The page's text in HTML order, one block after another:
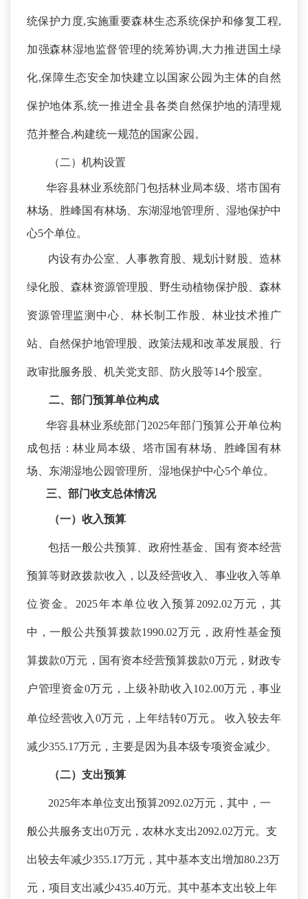
统保护力度,实施重要森林生态系统保护和修复工程,
加强森林湿地监督管理的统筹协调,大力推进国土绿
化,保障生态安全加快建立以国家公园为主体的自然
保护地体系,统一推进全县各类自然保护地的清理规
范并整合,构建统一规范的国家公园。
（二）机构设置
华容县林业系统部门包括林业局本级、塔市国有
林场、胜峰国有林场、东湖湿地管理所、湿地保护中
心5个单位。
内设有办公室、人事教育股、规划计财股、造林
绿化股、森林资源管理股、野生动植物保护股、森林
资源管理监测中心、林长制工作股、林业技术推广
站、自然保护地管理股、政策法规和改革发展股、行
政审批服务股、机关党支部、防火股等14个股室。
二、 部门预算单位构成
华容县林业系统部门2025年部门预算公开单位构
成包括：林业局本级、塔市国有林场、胜峰国有林
场、东湖湿地公园管理所、湿地保护中心5个单位。
三、部门收支总体情况
（一）收入预算
包括一般公共预算、政府性基金、国有资本经营
预算等财政拨款收入，以及经营收入、事业收入等单
位资金。 2025年本单位收入预算2092.02万元，其
中，一般公共预算拨款1990.02万元，政府性基金预
算拨款0万元，国有资本经营预算拨款0万元，财政专
户管理资金0万元，上级补助收入102.00万元，事业
单位经营收入0万元，上年结转0万元 。 收入较去年
减少355.17万元，主要是因为县本级专项资金减少。
（二）支出预算
2025年本单位支出预算2092.02万元，其中，一
般公共服务支出0万元，农林水支出2092.02万元。支
出较去年减少355.17万元，其中基本支出增加80.23万
元，项目支出减少435.40万元。其中基本支出较上年